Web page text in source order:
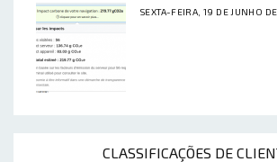
SEXTA-FEIRA, 19 DE JUNHO
CLASSIFICAÇÕES DE